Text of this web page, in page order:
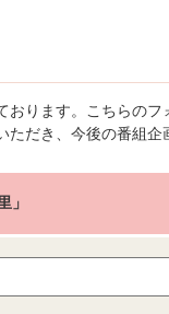
ります。こちらの
だき、今後の番組企
」